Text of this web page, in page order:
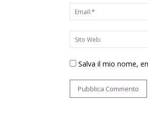
Salva il mio nome,